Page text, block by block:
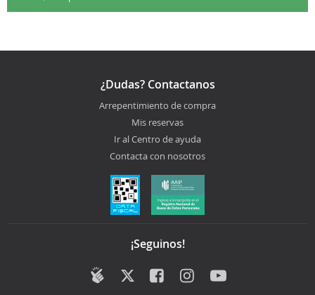
¿Dudas? Contactanos
Arrepentimiento de compra
Mis reservas
Ir al Centro de ayuda
Contacta con nosotros
¡Seguinos!